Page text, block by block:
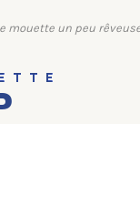
un peu
T T E